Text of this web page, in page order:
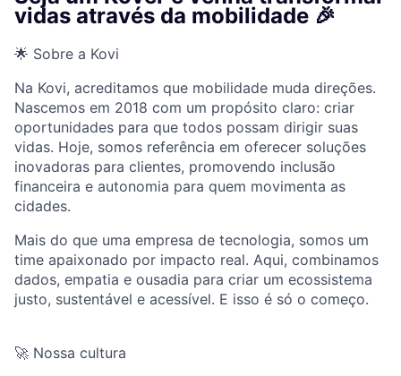
vidas através da mobilidade 🎉
🌟 Sobre a Kovi
Na Kovi, acreditamos que mobilidade muda direções.
Nascemos em 2018 com um propósito claro: criar
oportunidades para que todos possam dirigir suas
vidas. Hoje, somos referência em oferecer soluções
inovadoras para clientes, promovendo inclusão
financeira e autonomia para quem movimenta as
cidades.
Mais do que uma empresa de tecnologia, somos um
time apaixonado por impacto real. Aqui, combinamos
dados, empatia e ousadia para criar um ecossistema
justo, sustentável e acessível. E isso é só o começo.
🚀 Nossa cultura